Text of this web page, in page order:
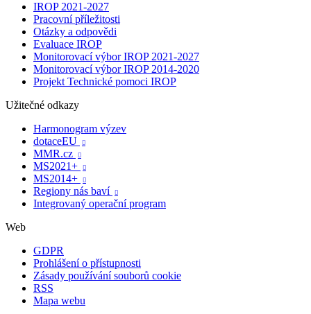
IROP 2021-2027
Pracovní příležitosti
Otázky a odpovědi
Evaluace IROP
Monitorovací výbor IROP 2021-2027
Monitorovací výbor IROP 2014-2020
Projekt Technické pomoci IROP
Užitečné odkazy
Harmonogram výzev
dotaceEU

MMR.cz 
MS2021+ 
MS2014+ 
Regiony nás baví 
Integrovaný operační program
Web
GDPR
Prohlášení o přístupnosti
Zásady používání souborů cookie
RSS
Mapa webu